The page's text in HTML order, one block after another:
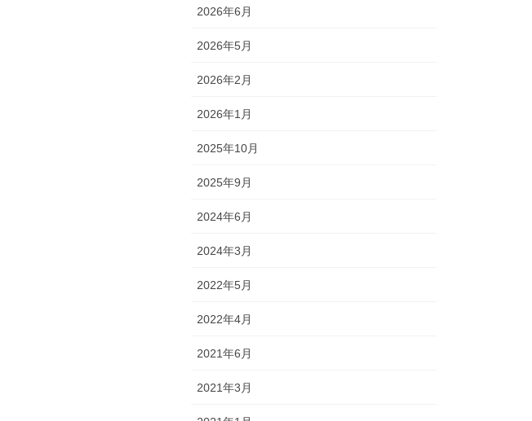
2026年6月
2026年5月
2026年2月
2026年1月
2025年10月
2025年9月
2024年6月
2024年3月
2022年5月
2022年4月
2021年6月
2021年3月